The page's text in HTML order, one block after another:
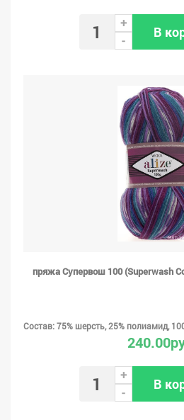
+
-
В
пряжа Супервош 100 (Superwash
Состав: 75% шерсть, 25% полиамид,
+
-
В